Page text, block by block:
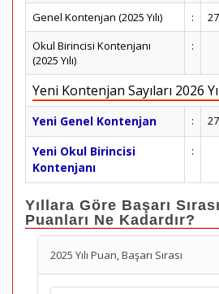
Genel Kontenjan (2025 Yılı)
:
27
Okul Birincisi Kontenjanı
(2025 Yılı)
:
Yeni Kontenjan Sayıları 2026
Yeni Genel Kontenjan : 27
Yeni Okul Birincisi
Kontenjanı
:
Yıllara Göre Başarı
Puanları Ne Kadardır?
2025 Yılı Puan, Başarı Sırası